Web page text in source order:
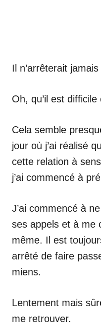
Il n’arrêterait jamais
Oh, qu’il est
Cela semble
jour où j’ai réalisé
cette relation à
j’ai commencé à
J’ai commencé à
ses appels et à me
même. Il est
arrêté de faire
miens.
Lentement mais
me retrouver.